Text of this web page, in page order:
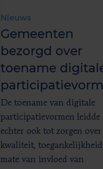
Nieuws
Gemeenten
bezorgd over
toename
De toename van digitale
participatievormen leidde
echter ook tot zorgen over
kwaliteit,
mate van invloed van